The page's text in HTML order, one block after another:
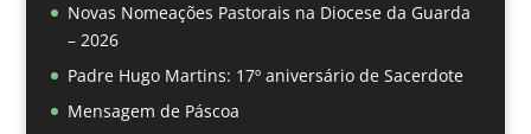
Novas Nomeações Pastorais na Diocese da Guarda
– 2026
Padre Hugo Martins: 17º aniversário de Sacerdote
Mensagem de Páscoa